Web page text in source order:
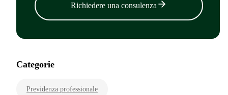
Richiedere una consulenza
Categorie
Previdenza professionale